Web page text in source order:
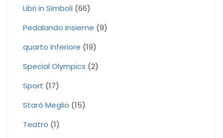
Libri in Simboli (66)
Pedalando Insieme (9)
quarto inferiore (19)
Special Olympics (2)
Sport (17)
Starò Meglio (15)
Teatro (1)